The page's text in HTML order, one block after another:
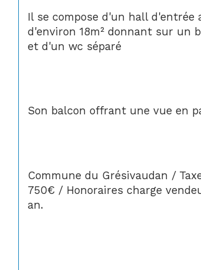
Il se compose d'un hall d'entrée
d'environ 18m² donnant sur un
et d'un wc séparé
Son balcon offrant une vue en
Commune du Grésivaudan /
750€ / Honoraires charge
an.